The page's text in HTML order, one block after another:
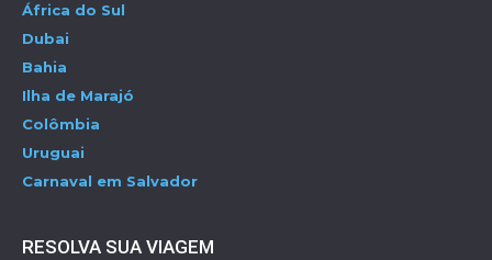
África do Sul
Dubai
Bahia
Ilha de Marajó
Colômbia
Uruguai
Carnaval em Salvador
RESOLVA SUA VIAGEM